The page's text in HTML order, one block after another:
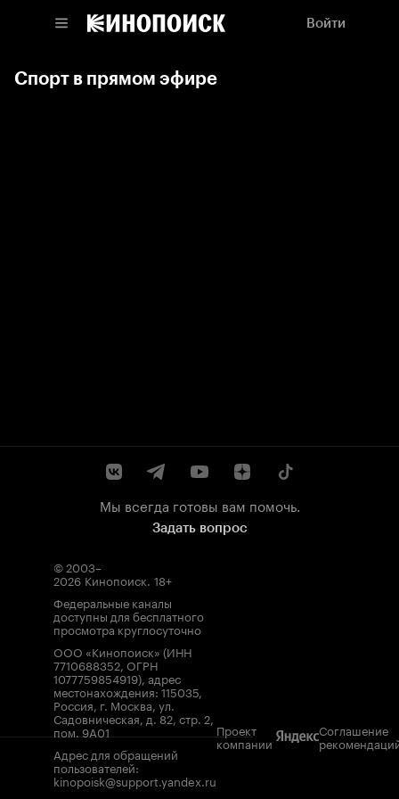
Войти
Спорт в прямом эфире
Мы всегда готовы вам помочь.
Задать вопрос
© 2003–
2026 Кинопоиск. 18+
Федеральные каналы
доступны для бесплатного
просмотра круглосуточно
ООО «Кинопоиск» (ИНН
7710688352, ОГРН
1077759854919), адрес
местонахождения: 115035,
Россия, г. Москва, ул.
Садовническая, д. 82, стр. 2,
пом. 9А01
Адрес для обращений
пользователей:
kinopoisk@support.yandex.ru
Проект
компании
Соглашение